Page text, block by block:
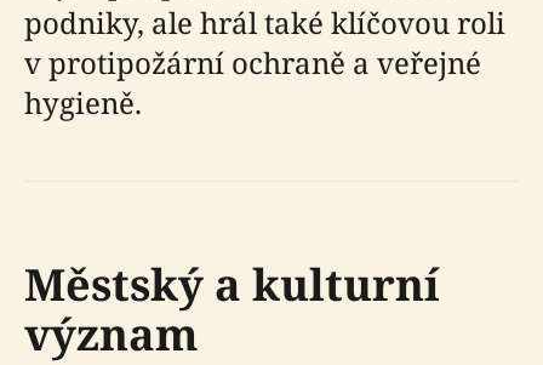
podniky, ale hrál také klíčovou roli
v protipožární ochraně a veřejné
hygieně.
Městský a kulturní
význam